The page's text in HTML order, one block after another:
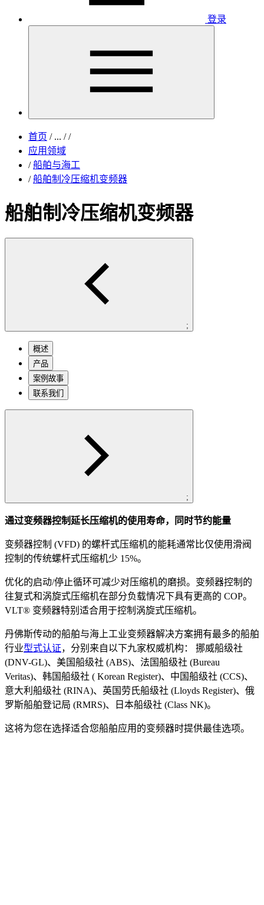
登录
首页 /... / /
应用领域
/ 船舶与海工
/ 船舶制冷压缩机变频器
船舶制冷压缩机变频器
;
概述
产品
案例故事
联系我们
;
通过变频器控制延长压缩机的使用寿命，同时节约能量
变频器控制 (VFD) 的螺杆式压缩机的能耗通常比仅使用滑阀
控制的传统螺杆式压缩机少 15%。
优化的启动/停止循环可减少对压缩机的磨损。变频器控制的
往复式和涡旋式压缩机在部分负载情况下具有更高的 COP。
VLT® 变频器特别适合用于控制涡旋式压缩机。
丹佛斯传动的船舶与海上工业变频器解决方案拥有最多的船舶
行业型式认证，分别来自以下九家权威机构： 挪威船级社
(DNV-GL)、美国船级社 (ABS)、法国船级社 (Bureau
Veritas)、韩国船级社 ( Korean Register)、中国船级社 (CCS)、
意大利船级社 (RINA)、英国劳氏船级社 (Lloyds Register)、俄
罗斯船舶登记局 (RMRS)、日本船级社 (Class NK)。
这将为您在选择适合您船舶应用的变频器时提供最佳选项。